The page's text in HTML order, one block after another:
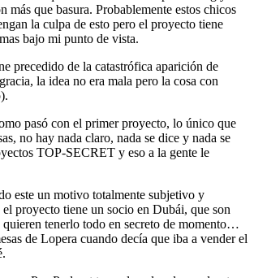
más que basura. Probablemente estos chicos
la culpa de esto pero el proyecto tiene
bajo mi punto de vista.
precedido de la catastrófica aparición de
la idea no era mala pero la cosa con
pasó con el primer proyecto, lo único que
no hay nada claro, nada se dice y nada se
TOP-SECRET y eso a la gente le
este un motivo totalmente subjetivo y
proyecto tiene un socio en Dubái, que son
quieren tenerlo todo en secreto de momento…
de Lopera cuando decía que iba a vender el